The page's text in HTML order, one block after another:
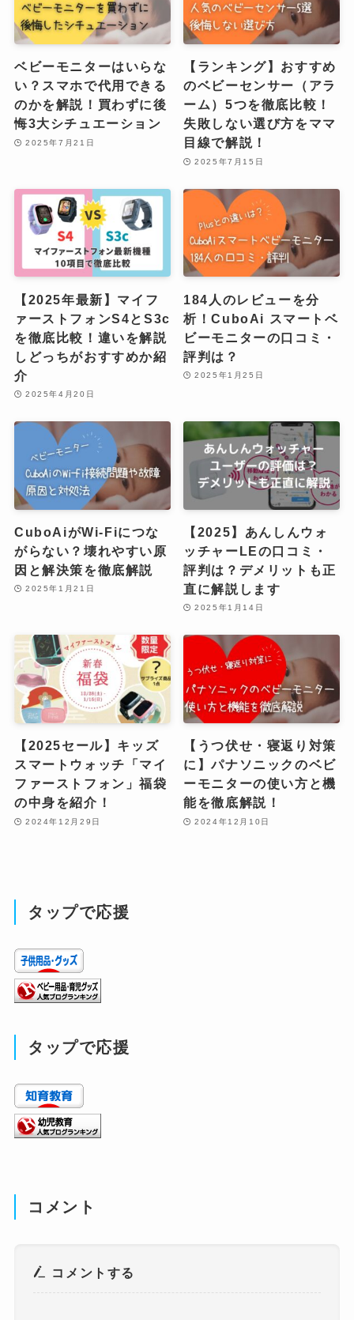
ベビーモニターはいらな
い？スマホで代用できる
のかを解説！買わずに後
悔3大シチュエーション
2025年7月21日
【ランキング】おすすめ
のベビーセンサー（アラ
ーム）5つを徹底比較！
失敗しない選び方をママ
目線で解説！
2025年7月15日
【2025年最新】マイフ
ァーストフォンS4とS3c
を徹底比較！違いを解説
しどっちがおすすめか紹
介
2025年4月20日
184人のレビューを分
析！CuboAi スマートベ
ビーモニターの口コミ・
評判は？
2025年1月25日
CuboAiがWi-Fiにつな
がらない？壊れやすい原
因と解決策を徹底解説
2025年1月21日
【2025】あんしんウォ
ッチャーLEの口コミ・
評判は？デメリットも正
直に解説します
2025年1月14日
【2025セール】キッズ
スマートウォッチ「マイ
ファーストフォン」福袋
の中身を紹介！
2024年12月29日
【うつ伏せ・寝返り対策
に】パナソニックのベビ
ーモニターの使い方と機
能を徹底解説！
2024年12月10日
タップで応援
タップで応援
コメント
コメントする